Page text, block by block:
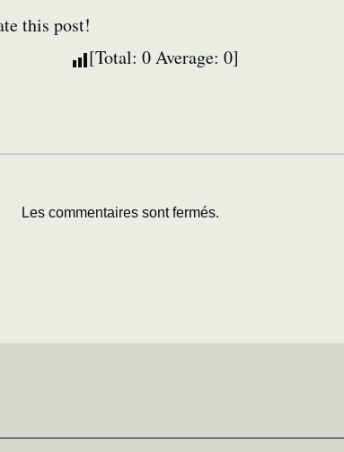
this post!
[Total: 0Average: 0]
Les commentaires sont fermés.